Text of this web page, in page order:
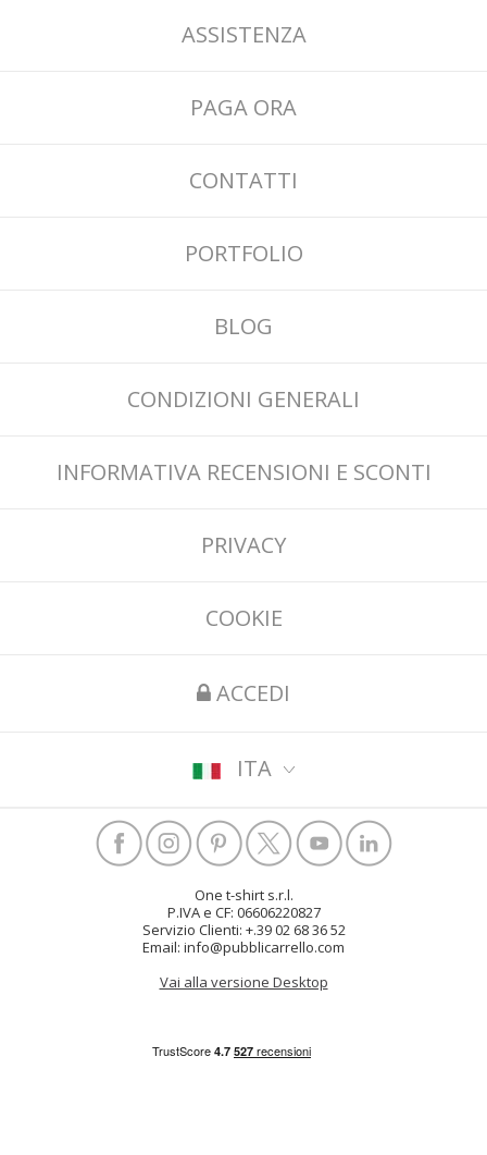
ASSISTENZA
PAGA ORA
CONTATTI
PORTFOLIO
BLOG
CONDIZIONI GENERALI
INFORMATIVA RECENSIONI E SCONTI
PRIVACY
COOKIE
ACCEDI
ITA
One t-shirt s.r.l.
P.IVA e CF: 06606220827
Servizio Clienti: +.39 02 68 36 52
Email: info@pubblicarrello.com
Vai alla versione Desktop